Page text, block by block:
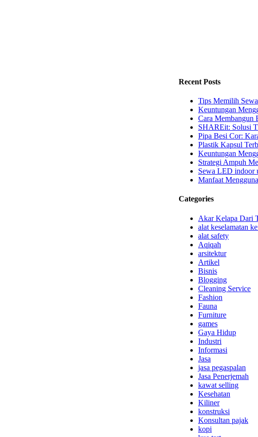
Recent Posts
Tips Memilih
Keuntungan
Cara Membangun
SHAREit: Solusi
Pipa Besi Cor:
Plastik Kapsul
Keuntungan
Strategi Ampuh
Sewa LED indoor
Manfaat
Categories
Akar Kelapa Dari
alat keselamatan
alat safety
Aqiqah
arsitektur
Artikel
Bisnis
Blogging
Cleaning Service
Fashion
Fauna
Furniture
games
Gaya Hidup
Industri
Informasi
Jasa
jasa pegaspalan
Jasa Penerjemah
kawat selling
Kesehatan
Kiliner
konstruksi
Konsultan pajak
kopi